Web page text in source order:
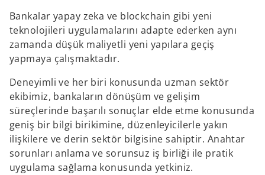
Bankalar yapay zeka ve blockchain gibi yeni
teknolojileri uygulamalarını adapte ederken aynı
zamanda düşük maliyetli yeni yapılara geçiş
yapmaya çalışmaktadır.
Deneyimli ve her biri konusunda uzman sektör
ekibimiz, bankaların dönüşüm ve gelişim
süreçlerinde başarılı sonuçlar elde etme konusunda
geniş bir bilgi birikimine, düzenleyicilerle yakın
ilişkilere ve derin sektör bilgisine sahiptir. Anahtar
sorunları anlama ve sorunsuz iş birliği ile pratik
uygulama sağlama konusunda yetkiniz.